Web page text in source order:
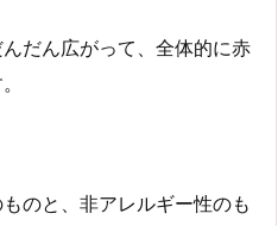
だん広がって、全体的に赤
のと、非アレルギー性のも